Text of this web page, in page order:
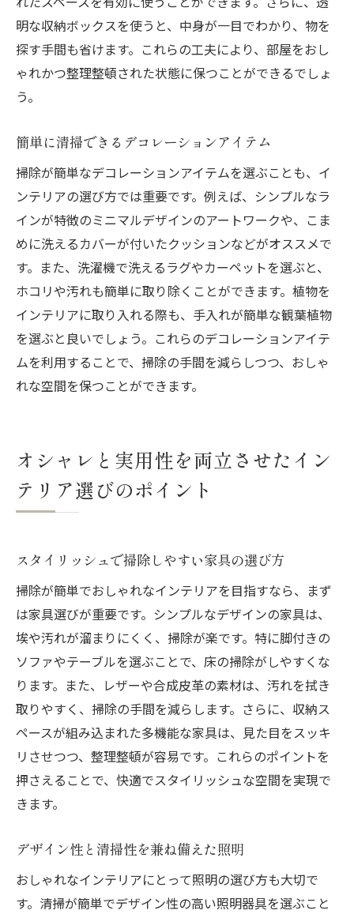
明な収納ボックスを使うと、中身が一目でわかり、物を
探す手間も省けます。これらの工夫により、部屋をおし
ゃれかつ整理整頓された状態に保つことができるでしょ
う。
簡単に清掃できるデコレーションアイテム
掃除が簡単なデコレーションアイテムを選ぶことも、イ
ンテリアの選び方では重要です。例えば、シンプルなラ
インが特徴のミニマルデザインのアートワークや、こま
めに洗えるカバーが付いたクッションなどがオススメで
す。また、洗濯機で洗えるラグやカーペットを選ぶと、
ホコリや汚れも簡単に取り除くことができます。植物を
インテリアに取り入れる際も、手入れが簡単な観葉植物
を選ぶと良いでしょう。これらのデコレーションアイテ
ムを利用することで、掃除の手間を減らしつつ、おしゃ
れな空間を保つことができます。
オシャレと実用性を両立させたイン
テリア選びのポイント
スタイリッシュで掃除しやすい家具の選び方
掃除が簡単でおしゃれなインテリアを目指すなら、まず
は家具選びが重要です。シンプルなデザインの家具は、
埃や汚れが溜まりにくく、掃除が楽です。特に脚付きの
ソファやテーブルを選ぶことで、床の掃除がしやすくな
ります。また、レザーや合成皮革の素材は、汚れを拭き
取りやすく、掃除の手間を減らします。さらに、収納ス
ペースが組み込まれた多機能な家具は、見た目をスッキ
リさせつつ、整理整頓が容易です。これらのポイントを
押さえることで、快適でスタイリッシュな空間を実現で
きます。
デザイン性と清掃性を兼ね備えた照明
おしゃれなインテリアにとって照明の選び方も大切で
す。清掃が簡単でデザイン性の高い照明器具を選ぶこと